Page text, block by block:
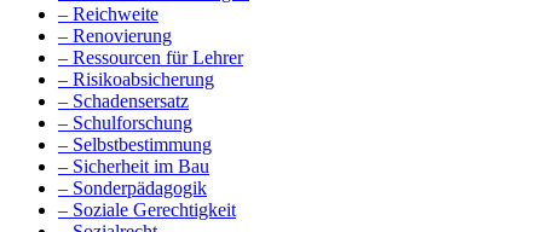
– Reichweite
– Renovierung
– Ressourcen für Lehrer
– Risikoabsicherung
– Schadensersatz
– Schulforschung
– Selbstbestimmung
– Sicherheit im Bau
– Sonderpädagogik
– Soziale Gerechtigkeit